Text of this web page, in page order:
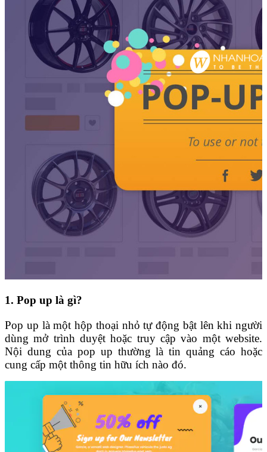
1. Pop up là gì?
Pop up là một hộp thoại nhỏ tự động bật lên khi người
dùng mở trình duyệt hoặc truy cập vào một website.
Nội dung của pop up thường là tin quảng cáo hoặc
cung cấp một thông tin hữu ích nào đó.